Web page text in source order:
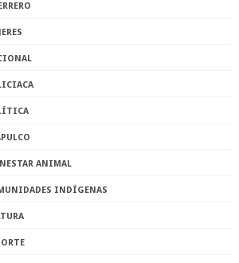
ANIMAL
INDÍGENAS